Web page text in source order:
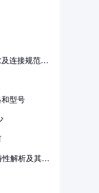
连接规范详
型号
性解析及其在